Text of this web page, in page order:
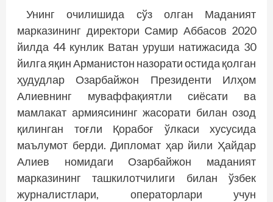
Унинг очилишида сўз олган Маданият
марказининг директори Самир Аббасов 2020
йилда 44 кунлик Ватан уруши натижасида 30
йилга яқин Арманис­тон назорати остида қолган
ҳудудлар Озарбайжон Президенти Илҳом
Алиевнинг муваффақиятли сиёсати ва
мамлакат армиясининг жасорати билан озод
қилинган тоғли Қорабоғ ўлкаси хусусида
маълумот берди. Дипломат ҳар йили Ҳайдар
Алиев номидаги Озарбайжон маданият
марказининг ташкилотчилиги билан ўзбек
журналистлари, операторлари учун